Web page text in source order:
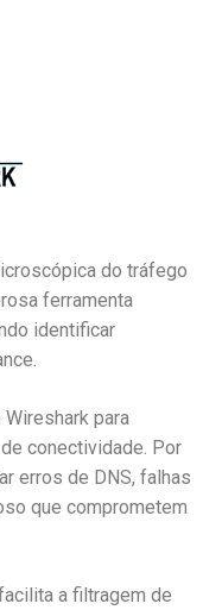
do tráfego
ferramenta
identificar
para
conectividade. Por
erros de DNS, falhas
que comprometem
a filtragem de